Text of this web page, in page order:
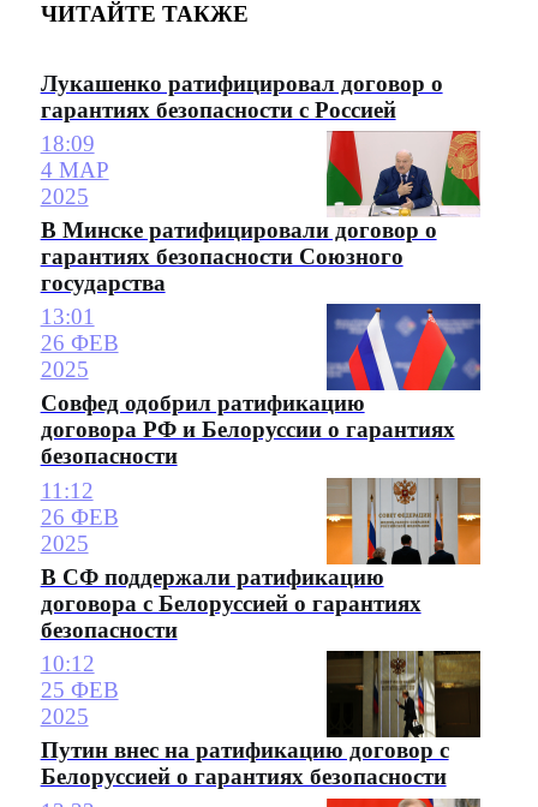
ЧИТАЙТЕ ТАКЖЕ
Лукашенко ратифицировал договор о
гарантиях безопасности с Россией
18:09
4 МАР
2025
В Минске ратифицировали договор о
гарантиях безопасности Союзного
государства
13:01
26 ФЕВ
2025
Совфед одобрил ратификацию
договора РФ и Белоруссии о гарантиях
безопасности
11:12
26 ФЕВ
2025
В СФ поддержали ратификацию
договора с Белоруссией о гарантиях
безопасности
10:12
25 ФЕВ
2025
Путин внес на ратификацию договор с
Белоруссией о гарантиях безопасности